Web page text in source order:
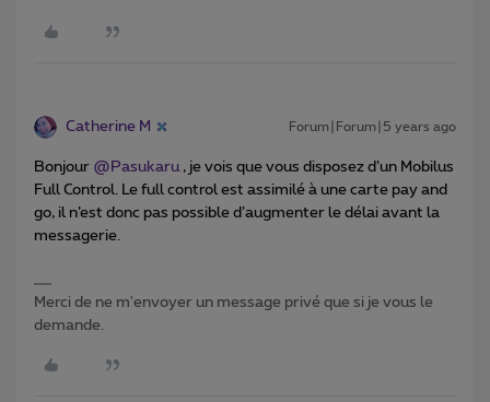
Catherine M Forum|Forum|5 years ago
Bonjour @Pasukaru , je vois que vous disposez d’un Mobilus
Full Control. Le full control est assimilé à une carte pay and
go, il n’est donc pas possible d’augmenter le délai avant la
messagerie.
Merci de ne m'envoyer un message privé que si je vous le
demande.